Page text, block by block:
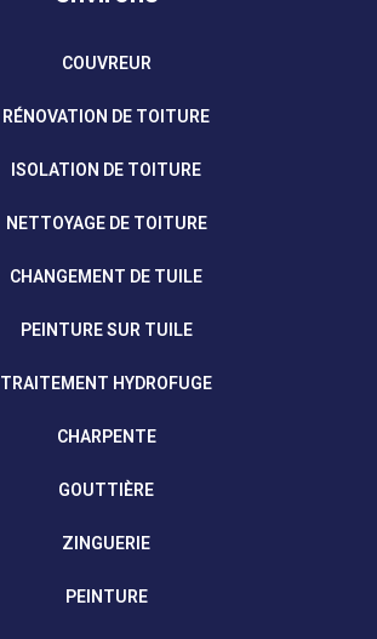
COUVREUR
RÉNOVATION DE TOITURE
ISOLATION DE TOITURE
NETTOYAGE DE TOITURE
CHANGEMENT DE TUILE
PEINTURE SUR TUILE
TRAITEMENT HYDROFUGE
CHARPENTE
GOUTTIÈRE
ZINGUERIE
PEINTURE